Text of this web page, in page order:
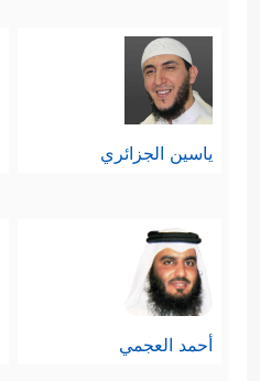
ياسين الجزائري
أحمد العجمي